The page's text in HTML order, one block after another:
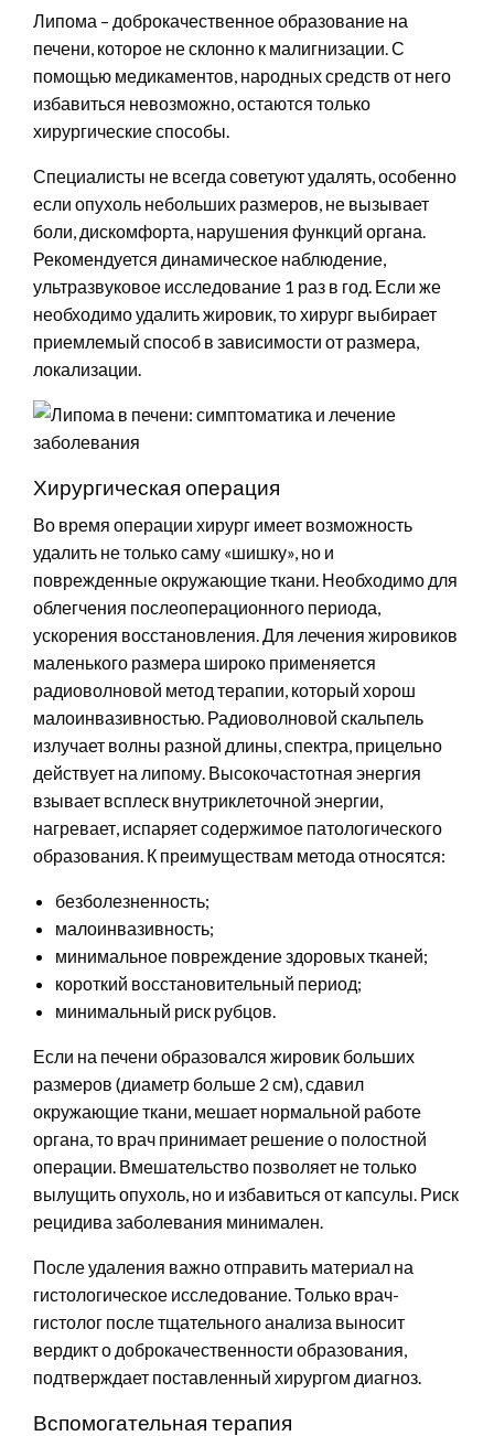
Липома – доброкачественное образование на
печени, которое не склонно к малигнизации. С
помощью медикаментов, народных средств от него
избавиться невозможно, остаются только
хирургические способы.
Специалисты не всегда советуют удалять, особенно
если опухоль небольших размеров, не вызывает
боли, дискомфорта, нарушения функций органа.
Рекомендуется динамическое наблюдение,
ультразвуковое исследование 1 раз в год. Если же
необходимо удалить жировик, то хирург выбирает
приемлемый способ в зависимости от размера,
локализации.
Хирургическая операция
Во время операции хирург имеет возможность
удалить не только саму «шишку», но и
поврежденные окружающие ткани. Необходимо для
облегчения послеоперационного периода,
ускорения восстановления. Для лечения жировиков
маленького размера широко применяется
радиоволновой метод терапии, который хорош
малоинвазивностью. Радиоволновой скальпель
излучает волны разной длины, спектра, прицельно
действует на липому. Высокочастотная энергия
взывает всплеск внутриклеточной энергии,
нагревает, испаряет содержимое патологического
образования. К преимуществам метода относятся:
безболезненность;
малоинвазивность;
минимальное повреждение здоровых тканей;
короткий восстановительный период;
минимальный риск рубцов.
Если на печени образовался жировик больших
размеров (диаметр больше 2 см), сдавил
окружающие ткани, мешает нормальной работе
органа, то врач принимает решение о полостной
операции. Вмешательство позволяет не только
вылущить опухоль, но и избавиться от капсулы. Риск
рецидива заболевания минимален.
После удаления важно отправить материал на
гистологическое исследование. Только врач-
гистолог после тщательного анализа выносит
вердикт о доброкачественности образования,
подтверждает поставленный хирургом диагноз.
Вспомогательная терапия